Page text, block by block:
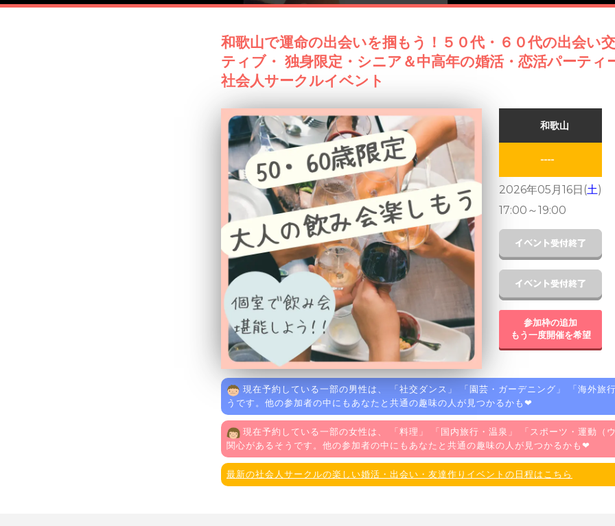
和歌山で運命の出会いを掴もう！５０代・６０代の出会い
ティブ・ 独身限定・シニア＆中高年の婚活・恋活パーティ
社会人サークルイベント
和歌山
----
2026年05月16日(土)
17:00 ～19:00
参加枠の追加
もう一度開催を希望
現在予約している一部の男性は、 「社交ダンス 」 「園芸・ガーデニング 」 「海外旅行
うです。他の参加者の中にもあなたと共通の趣味の人が見つかるかも❤
現在予約している一部の女性は、 「料理 」 「国内旅行・温泉 」 「スポーツ・運動（
関心があるそうです。他の参加者の中にもあなたと共通の趣味の人が見つかるかも❤
最新の社会人サークルの楽しい婚活・出会い・友達作りイベントの日程はこちら